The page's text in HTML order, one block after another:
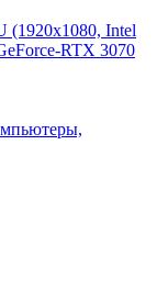
(1920x1080, Intel
RTX 3070